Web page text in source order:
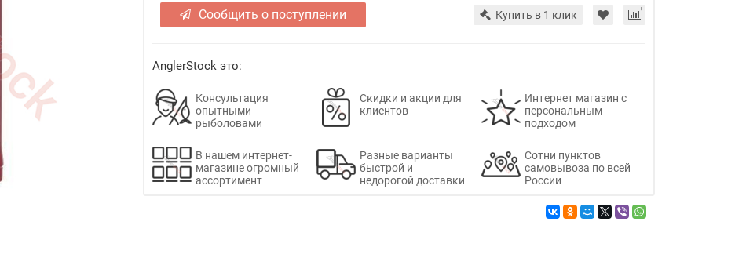
Сообщить о поступлении Купить в 1 клик
AnglerStock это:
Консультация
опытными
рыболовами
Скидки и акции для
клиентов
Интернет магазин с
персональным
подходом
В нашем интернет-
магазине огромный
ассортимент
Разные варианты
быстрой и
недорогой доставки
Сотни пунктов
самовывоза по всей
России